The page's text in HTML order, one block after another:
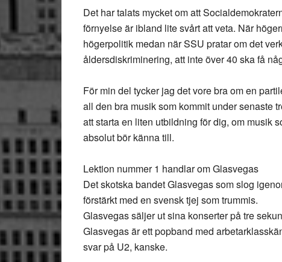
Det har talats mycket om att
förnyelse är ibland lite svårt att veta. När
högerpolitik medan när SSU pratar om det
åldersdiskriminering, att inte över 40 ska få
För min del tycker jag det vore bra om en
all den bra musik som kommit under senaste
att starta en liten utbildning för dig, om musik
absolut bör känna till.
Lektion nummer 1 handlar om Glasvegas
Det skotska bandet Glasvegas som slog
förstärkt med en svensk tjej som trummis.
Glasvegas säljer ut sina konserter på tre
Glasvegas är ett popband med
svar på U2, kanske.